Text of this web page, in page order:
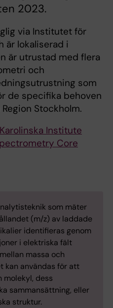
2023.
via Institutet för
är lokaliserad i
är utrustad med flera
och
som
de specifika behoven
Stockholm.
Institute
Core
som mäter
(m/z) av laddade
identifieras genom
i elektriska fält
massa och
kan användas för att
molekyl, dess
sammansättning, eller
struktur.